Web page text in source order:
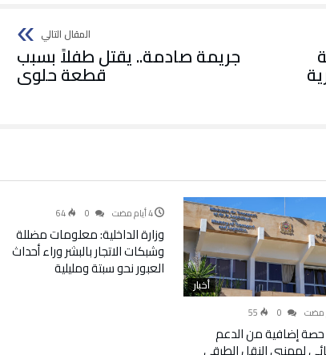
جريمة صادمة.. يقتل طفلاً بسبب
قطعة حلوى
أخبار
55
إضافية من الدعم
سياسة
64
وزارة الداخلية: معلومات مضللة
وشبكات الاتجار بالبشر وراء أحداث
العبور نحو سبتة ومليلية